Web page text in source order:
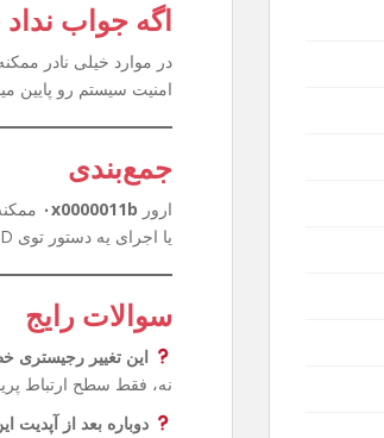
اگه جواب
امنیت سیستم رو پایین
جمع‌بندی
ارور ۰x0000011b
یا اجرای یه دستور توی CMD می‌تونین دوباره پرینتر شبکه‌ای یا Share شده‌تون رو بدون دردسر استفاده کنین.
سوالات رایج
این تغییر رجیستری
نه، فقط سطح ارتباط
دوباره بعد از